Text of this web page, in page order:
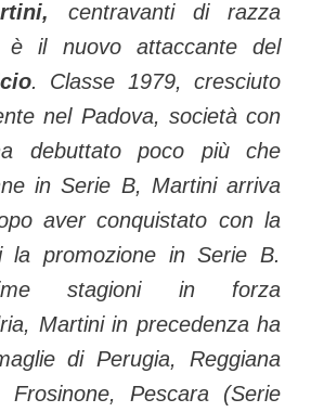
centravanti di razza
è il nuovo attaccante del
. Classe 1979, cresciuto
nel Padova, società con
debuttato poco più che
in Serie B, Martini arriva
aver conquistato con la
la promozione in Serie B.
stagioni in forza
Martini in precedenza ha
di Perugia, Reggiana
Frosinone, Pescara (Serie